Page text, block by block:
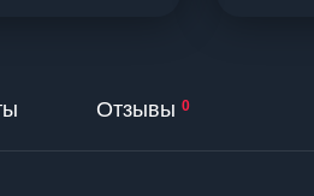
Отзывы 0